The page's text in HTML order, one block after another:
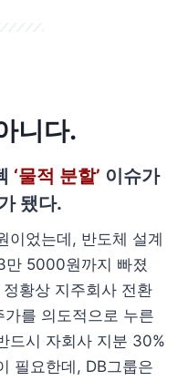
니다.
‘물적 분할’ 이슈가
됐다.
이었는데, 반도체 설계
만 5000원까지 빠졌
황상 지주회사 전환
를 의도적으로 누른
드시 자회사 지분 30%
필요한데, DB그룹은